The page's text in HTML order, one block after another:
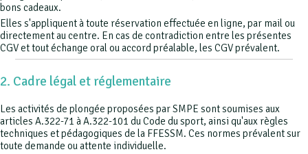
bons cadeaux.
Elles s'appliquent à toute réservation effectuée en ligne, par mail ou
directement au centre. En cas de contradiction entre les présentes
CGV et tout échange oral ou accord préalable, les CGV prévalent.
2. Cadre légal et réglementaire
Les activités de plongée proposées par SMPE sont soumises aux
articles A.322-71 à A.322-101 du Code du sport, ainsi qu'aux règles
techniques et pédagogiques de la FFESSM. Ces normes prévalent sur
toute demande ou attente individuelle.